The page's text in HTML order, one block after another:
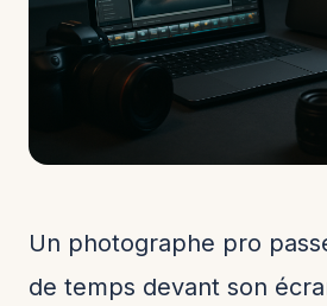
Un photographe pro
de temps devant son